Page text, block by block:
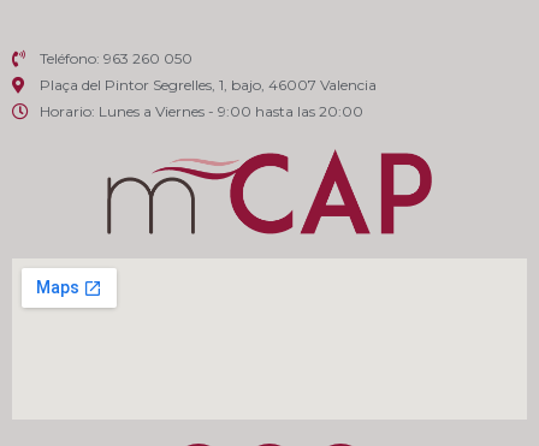
Teléfono: 963 260 050
Plaça del Pintor Segrelles, 1, bajo, 46007 Valencia
Horario: Lunes a Viernes - 9:00 hasta las 20:00